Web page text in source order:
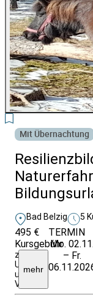
Mit Übernachtung
Bad Belzig 5
495 €
Kursgebühr
zuzüglich
Unterkunft
und
VP
mehr
TERMIN
Mo. 02.11.
– Fr.